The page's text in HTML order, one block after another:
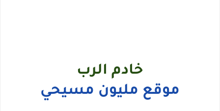
خادم الرب
موقع مليون مسيحي